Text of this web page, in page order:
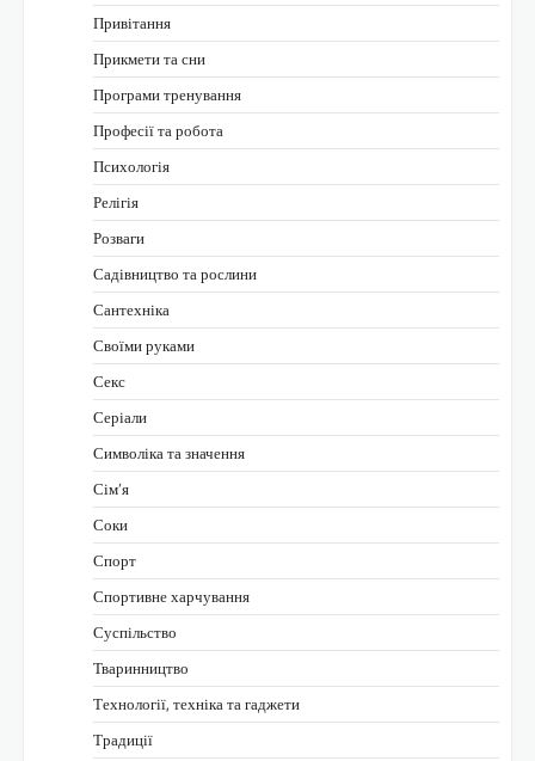
Привітання
Прикмети та сни
Програми тренування
Професії та робота
Психологія
Релігія
Розваги
Садівництво та рослини
Сантехніка
Своїми руками
Секс
Серіали
Символіка та значення
Сім’я
Соки
Спорт
Спортивне харчування
Суспільство
Тваринництво
Технології, техніка та гаджети
Традиції